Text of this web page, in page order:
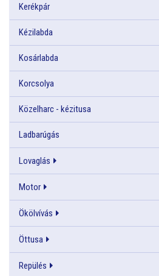
Kerékpár
Kézilabda
Kosárlabda
Korcsolya
Közelharc - kézitusa
Ladbarúgás
Lovaglás
Motor
Ökölvívás
Öttusa
Repülés